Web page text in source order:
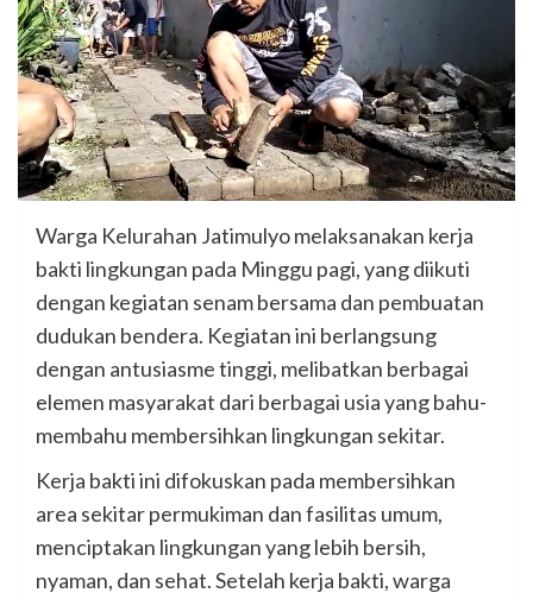
Warga Kelurahan Jatimulyo melaksanakan kerja
bakti lingkungan pada Minggu pagi, yang diikuti
dengan kegiatan senam bersama dan pembuatan
dudukan bendera. Kegiatan ini berlangsung
dengan antusiasme tinggi, melibatkan berbagai
elemen masyarakat dari berbagai usia yang bahu-
membahu membersihkan lingkungan sekitar.
Kerja bakti ini difokuskan pada membersihkan
area sekitar permukiman dan fasilitas umum,
menciptakan lingkungan yang lebih bersih,
nyaman, dan sehat. Setelah kerja bakti, warga